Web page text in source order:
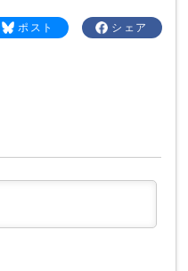
シェア
ポスト